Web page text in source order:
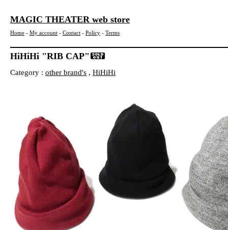
MAGIC THEATER web store
Home - My account - Contact - Policy - Terms
HiHiHi "RIB CAP"
Category : other brand's , HiHiHi